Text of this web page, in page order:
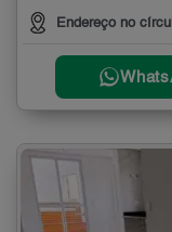
Endereço no